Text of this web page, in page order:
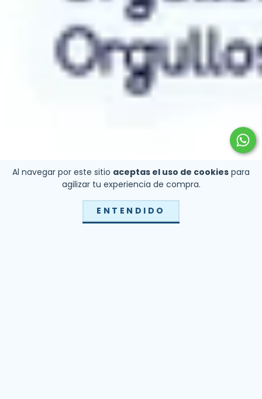
Al navegar por este sitio aceptas el uso de cookies para
agilizar tu experiencia de compra.
ENTENDIDO